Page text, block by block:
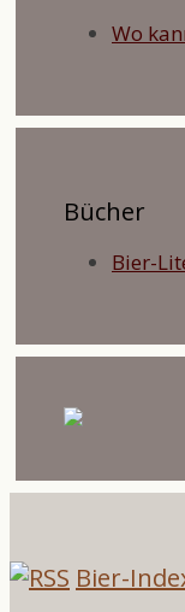
Wo
Bücher
Bier-
Bier-